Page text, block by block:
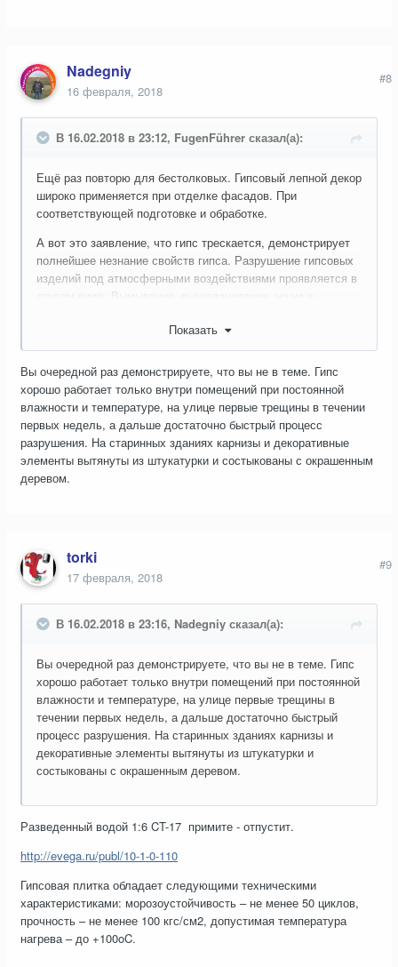
Nadegniy
16 февраля, 2018
#8
В 16.02.2018 в 23:12, FugenFührer сказал(а):
Ещё раз повторю для бестолковых. Гипсовый лепной декор
широко применяется при отделке фасадов. При
соответствующей подготовке и обработке.
А вот это заявление, что гипс трескается, демонстрирует
полнейшее незнание свойств гипса. Разрушение гипсовых
изделий под атмосферными воздействиями проявляется в
другом виде. Вымывание, выщелачивание, но не в
Показать
Вы очередной раз демонстрируете, что вы не в теме. Гипс
хорошо работает только внутри помещений при постоянной
влажности и температуре, на улице первые трещины в течении
первых недель, а дальше достаточно быстрый процесс
разрушения. На старинных зданиях карнизы и декоративные
элементы вытянуты из штукатурки и состыкованы с окрашенным
деревом.
torki
17 февраля, 2018
#9
В 16.02.2018 в 23:16, Nadegniy сказал(а):
Вы очередной раз демонстрируете, что вы не в теме. Гипс
хорошо работает только внутри помещений при постоянной
влажности и температуре, на улице первые трещины в
течении первых недель, а дальше достаточно быстрый
процесс разрушения. На старинных зданиях карнизы и
декоративные элементы вытянуты из штукатурки и
состыкованы с окрашенным деревом.
Разведенный водой 1:6 CT-17 примите - отпустит.
http://evega.ru/publ/10-1-0-110
Гипсовая плитка обладает следующими техническими
характеристиками: морозоустойчивость – не менее 50 циклов,
прочность – не менее 100 кгс/см2, допустимая температура
нагрева – до +100oC.